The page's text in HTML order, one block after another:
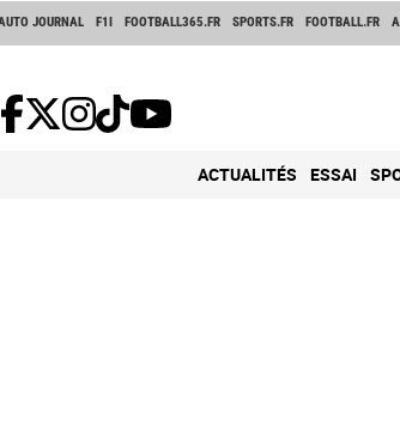
JOURNAL F1I FOOTBALL365.FR SPORTS.FR FOOTBALL.FR
ACTUALITÉS ESSAI